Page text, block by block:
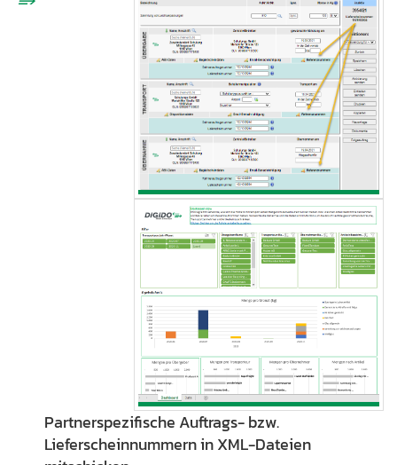
Partnerspezifische Auftrags- bzw.
Lieferscheinnummern in XML-Dateien